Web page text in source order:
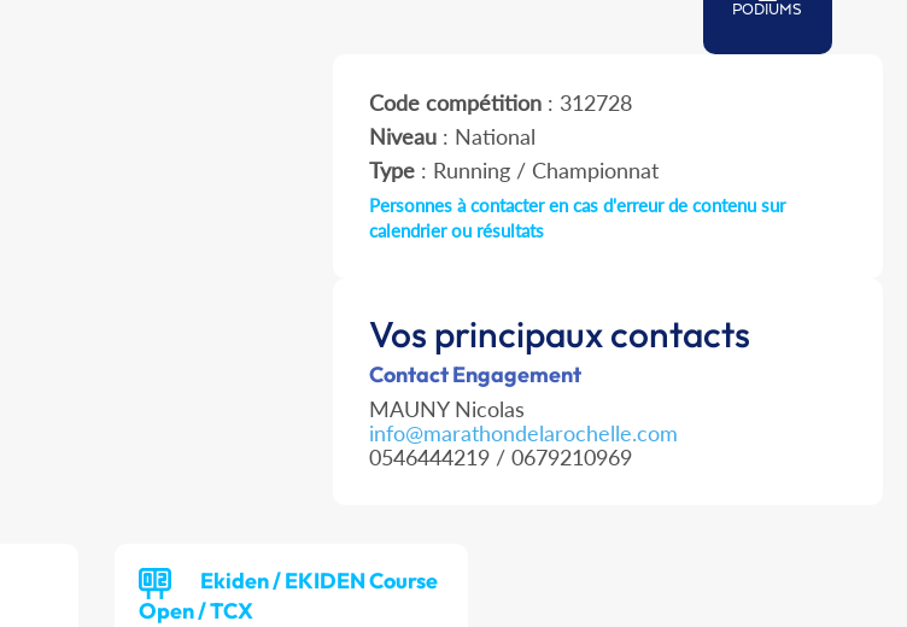
PODIUMS
Code compétition: 312728
Niveau: National
Type: Running / Championnat
Personnes à contacter en cas d'erreur de contenu sur
calendrier ou résultats
Vos principaux contacts
Contact Engagement
MAUNY Nicolas
info@marathondelarochelle.com
0546444219 / 0679210969
Ekiden / EKIDEN Course
Open / TCX